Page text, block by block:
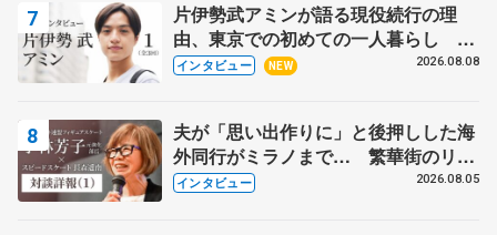
片伊勢武アミンが語る現役続行の理
由、東京での初めての一人暮らし 注
目スケーターの「今」に迫る
インタビュー NEW 2026.08.08
夫が「思い出作りに」と後押しした海
外同行がミラノまで… 繁華街のリン
クでは不良のお兄さんも味方に 小林
インタビュー 2026.08.05